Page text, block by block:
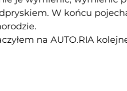
W końcu
na AUTO.RIA